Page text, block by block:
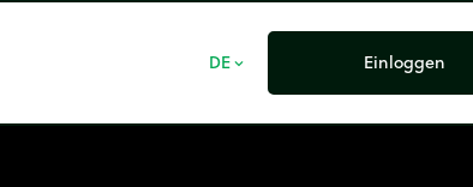
DE expand_more Einloggen